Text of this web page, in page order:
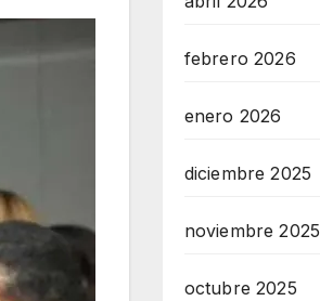
febrero 2026
enero 2026
diciembre 2025
noviembre 2025
octubre 2025